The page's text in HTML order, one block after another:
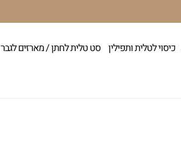
כיסוי לטלית ותפילין סט טלית לחתן / מארזים לגבר